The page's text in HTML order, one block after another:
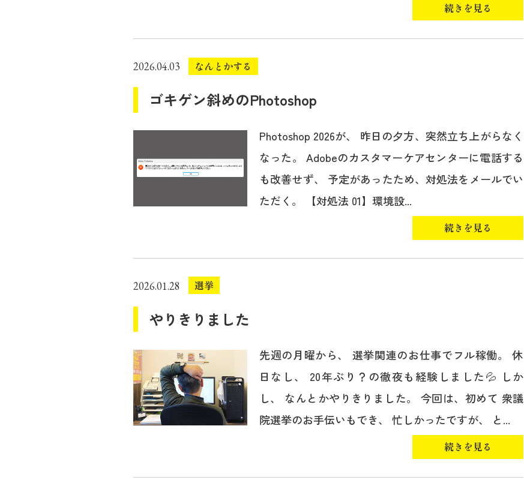
続きを見る
2026.04.03 なんとかする
ゴキゲン斜めのPhotoshop
Photoshop 2026が、 昨日の夕方、突然立ち上がらなく
なった。 Adobeのカスタマーケアセンターに電話する
も改善せず、 予定があったため、対処法をメールでい
ただく。 【対処法 01】環境設...
続きを見る
2026.01.28 選挙
やりきりました
先週の月曜から、 選挙関連のお仕事でフル稼働。 休
日なし、 20年ぶり？の徹夜も経験しました💦 しか
し、 なんとかやりきりました。 今回は、初めて 衆議
院選挙のお手伝いもでき、 忙しかったですが、 と...
続きを見る